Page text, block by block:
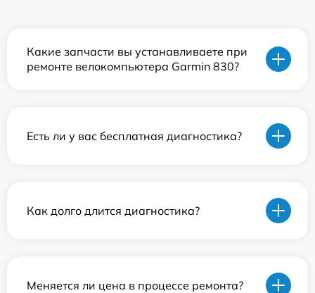
Какие запчасти вы устанавливаете при
ремонте велокомпьютера Garmin 830?
Есть ли у вас бесплатная диагностика?
Как долго длится диагностика?
Меняется ли цена в процессе ремонта?